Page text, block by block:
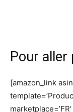
Pour aller
[amazon_link